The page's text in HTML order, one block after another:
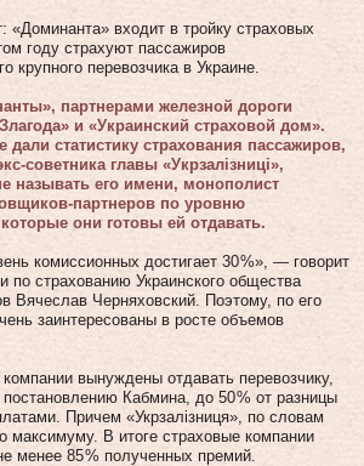
«Доминанта» входит в тройку страховых
году страхуют пассажиров
крупного перевозчика в Украине.
партнерами железной дороги
и «Украинский страховой дом».
дали статистику страхования пассажиров,
советника главы «Укрзалізниці»,
называть его имени, монополист
партнеров по уровню
они готовы ей отдавать.
комиссионных достигает 30 %», — говорит
по страхованию Украинского общества
Вячеслав Черняховский. Поэтому, по его
заинтересованы в росте объемов
вынуждены отдавать перевозчику,
Кабмина, до 50 % от разницы
Причем «Укрзалізниця», по словам
максимуму. В итоге страховые компании
менее 85 % полученных премий.